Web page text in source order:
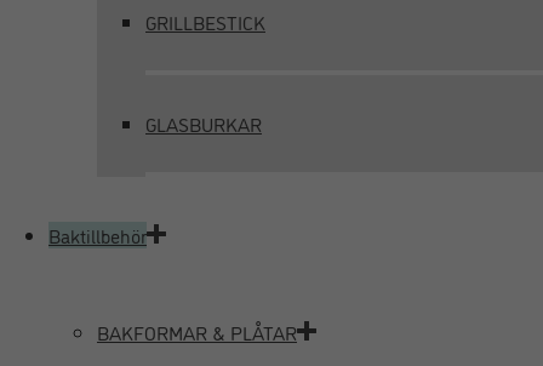
GRILLBESTICK
GLASBURKAR
Baktillbehör
BAKFORMAR & PLÅTAR